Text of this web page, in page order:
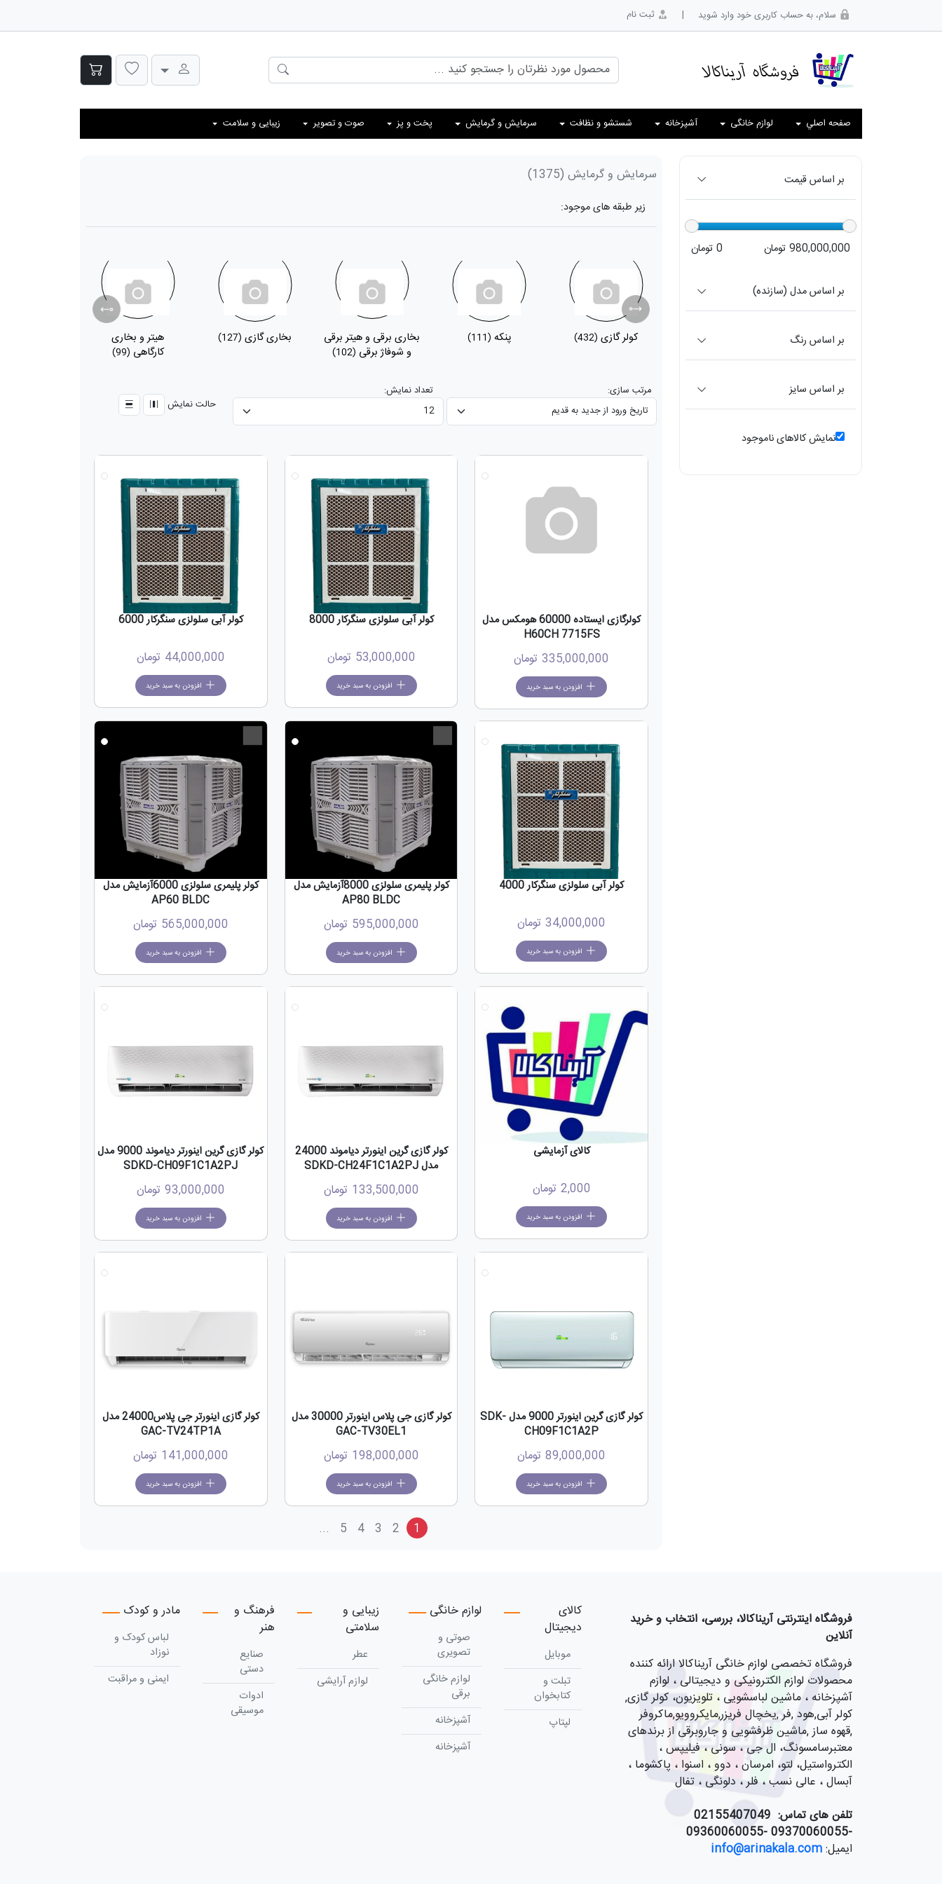
سلام، به حساب کاربری خود وارد شوید | ثبت نام
صفحه اصلي لوازم خانگی آشپزخانه شستشو و نظافت سرمایش و گرمایش پخت و پز صوت و تصویر زیبایی و سلامت
بر اساس قیمت
980,000,000 تومان 0 تومان
بر اساس مدل (سازنده)
بر اساس رنگ
بر اساس سایز
نمایش کالاهای ناموجود
سرمایش و گرمایش (1375)
زیر طبقه های موجود:
کولر گازی (432) پنکه (111)
بخاری برقی و هیتر برقی
و شوفاژ برقی (102)
بخاری گازی (127)
هیتر و بخاری
کارگاهی (99)
مرتب سازی:
تعداد نمایش:
حالت نمایش
کولرگازی ایستاده 60000 هومکس مدل
H60CH 7715FS
335,000,000 تومان
افزودن به سبد خرید
کولر آبی سلولزی سنگرکار 8000
53,000,000 تومان
افزودن به سبد خرید
کولر آبی سلولزی سنگرکار 6000
44,000,000 تومان
افزودن به سبد خرید
کولر آبی سلولزی سنگرکار 4000
34,000,000 تومان
افزودن به سبد خرید
کولر پلیمری سلولزی 8000آزمایش مدل
AP80 BLDC
595,000,000 تومان
افزودن به سبد خرید
کولر پلیمری سلولزی 6000آزمایش مدل
AP60 BLDC
565,000,000 تومان
افزودن به سبد خرید
کالای آزمایشی
2,000 تومان
افزودن به سبد خرید
کولر گازی گرین اینورتر دیاموند 24000
مدل SDKD-CH24F1C1A2PJ
133,500,000 تومان
افزودن به سبد خرید
کولر گازی گرین اینورتر دیاموند 9000 مدل
SDKD-CH09F1C1A2PJ
93,000,000 تومان
افزودن به سبد خرید
کولر گازی گرین اینورتر 9000 مدل SDK-
CH09F1C1A2P
89,000,000تومان
افزودن به سبد خرید
کولر گازی جی پلاس اینورتر 30000 مدل
GAC-TV30EL1
198,000,000 تومان
افزودن به سبد خرید
کولر گازی اینورتر جی پلاس24000 مدل
GAC-TV24TP1A
141,000,000 تومان
افزودن به سبد خرید
1
2
3
4
5
...
فروشگاه اینترنتی آریناکالا، بررسی، انتخاب و خرید
آنلاین
فروشگاه تخصصی لوازم خانگی آریناکالا ارائه کننده
محصولات لوازم الکترونیکی و دیجیتالی ، لوازم
آشپزخانه ، ماشین لباسشویی ، تلویزیون، کولر گازی,
کولر آبی,هود ,فر ,یخچال فریزر,مایکروویو,ماکروفر
,قهوه ساز ,ماشین ظرفشویی و جاروبرقی از برندهای
معتبرسامسونگ، ال جی ، سونی ، فیلیپس ،
الکترواستیل، لتو، امرسان ، دوو ، اسنوا ، پاکشوما ،
آبسال ، عالی نسب ، فلر ، دلونگی ، تفال
تلفن های تماس:
02155407049
-09370060055 -09360060055
ایمیل:info@arinakala.com
کالای
دیجیتال
موبایل
تبلت و
کتابخوان
لپتاپ
لوازم خانگی
صوتی و
تصویری
لوازم خانگی
برقی
آشپزخانه
آشپزخانه
زیبایی و
سلامتی
عطر
لوازم آرایشی
فرهنگ و
هنر
صنایع
دستی
ادوات
موسیقی
مادر و کودک
لباس کودک و
نوزاد
ایمنی و مراقبت